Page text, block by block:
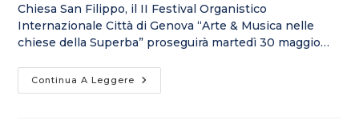
Chiesa San Filippo, il II Festival Organistico
Internazionale Città di Genova “Arte & Musica nelle
chiese della Superba” proseguirà martedì 30 maggio…
Continua A Leggere